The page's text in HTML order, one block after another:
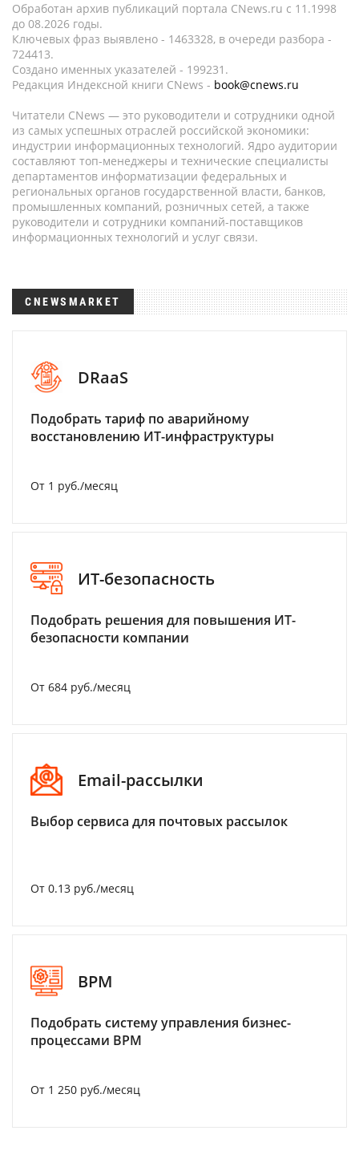
Обработан архив публикаций портала CNews.ru c 11.1998
до 08.2026 годы.
Ключевых фраз выявлено - 1463328, в очереди разбора -
724413.
Создано именных указателей - 199231.
Редакция Индексной книги CNews - book@cnews.ru
Читатели CNews — это руководители и сотрудники одной
из самых успешных отраслей российской экономики:
индустрии информационных технологий. Ядро аудитории
составляют топ-менеджеры и технические специалисты
департаментов информатизации федеральных и
региональных органов государственной власти, банков,
промышленных компаний, розничных сетей, а также
руководители и сотрудники компаний-поставщиков
информационных технологий и услуг связи.
CNEWSMARKET
DRaaS
Подобрать тариф по аварийному
восстановлению ИТ-инфраструктуры
От 1 руб./месяц
ИТ-безопасность
Подобрать решения для повышения ИТ-
безопасности компании
От 684 руб./месяц
Email-рассылки
Выбор сервиса для почтовых рассылок
От 0.13 руб./месяц
BPM
Подобрать систему управления бизнес-
процессами BPM
От 1 250 руб./месяц